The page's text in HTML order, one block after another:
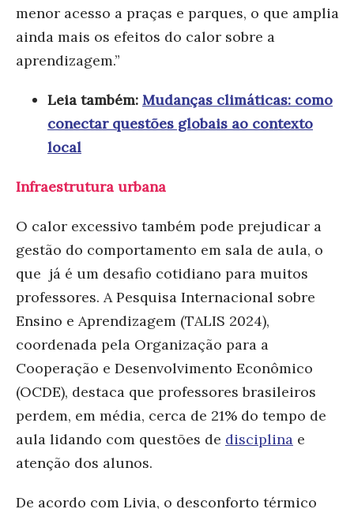
menor acesso a praças e parques, o que amplia
ainda mais os efeitos do calor sobre a
aprendizagem.”
Leia também: Mudanças climáticas: como
conectar questões globais ao contexto
local
Infraestrutura urbana
O calor excessivo também pode prejudicar a
gestão do comportamento em sala de aula, o
que já é um desafio cotidiano para muitos
professores. A Pesquisa Internacional sobre
Ensino e Aprendizagem (TALIS 2024),
coordenada pela Organização para a
Cooperação e Desenvolvimento Econômico
(OCDE), destaca que professores brasileiros
perdem, em média, cerca de 21% do tempo de
aula lidando com questões de disciplina e
atenção dos alunos.
De acordo com Livia, o desconforto térmico